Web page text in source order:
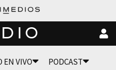
EN VIVO PODCAST